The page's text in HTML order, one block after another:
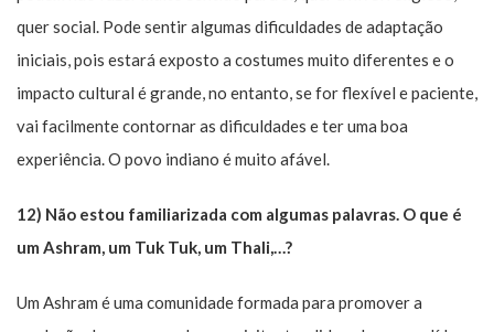
quer social. Pode sentir algumas dificuldades de adaptação
iniciais, pois estará exposto a costumes muito diferentes e o
impacto cultural é grande, no entanto, se for flexível e paciente,
vai facilmente contornar as dificuldades e ter uma boa
experiência. O povo indiano é muito afável.
12) Não estou familiarizada com algumas palavras. O que é
um Ashram, um Tuk Tuk, um Thali,…?
Um Ashram é uma comunidade formada para promover a